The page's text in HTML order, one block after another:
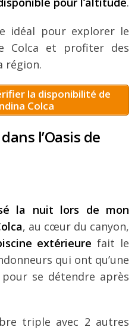
idéal pour explorer le
Colca et profiter des
région.
la disponibilité de
Colca
l’Oasis de
la nuit lors de mon
, au cœur du canyon,
extérieure fait le
qui ont qu’une
se détendre après
triple avec 2 autres